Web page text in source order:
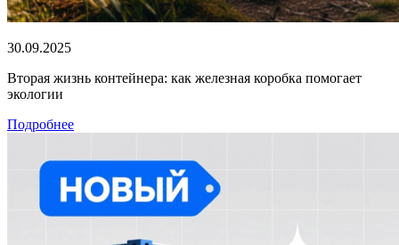
30.09.2025
Вторая жизнь контейнера: как железная коробка помогает
экологии
Подробнее